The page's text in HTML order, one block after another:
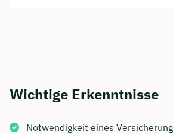
Wichtige Erkenntnisse
Notwendigkeit eines